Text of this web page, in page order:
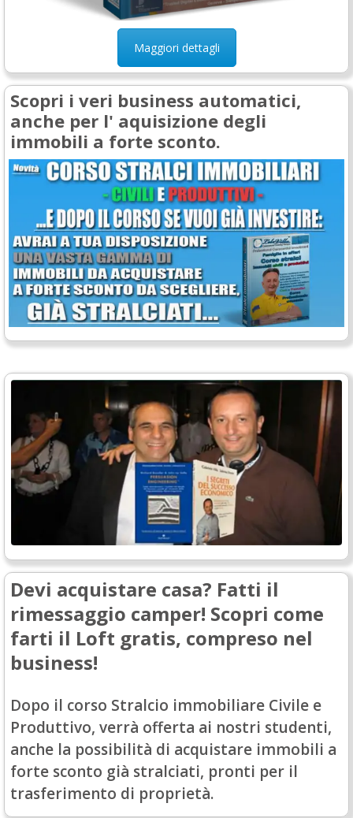
Maggiori dettagli
Scopri i veri business automatici,
anche per l' aquisizione degli
immobili a forte sconto.
Devi acquistare casa? Fatti il
rimessaggio camper! Scopri come
farti il Loft gratis, compreso nel
business!
Dopo il corso Stralcio immobiliare Civile e
Produttivo, verrà offerta ai nostri studenti,
anche la possibilità di acquistare immobili a
forte sconto già stralciati, pronti per il
trasferimento di proprietà.